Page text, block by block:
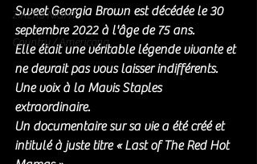
ZIKERS NIGHT
Country / Americana
Sweet Georgia Brown est décédée le 30
septembre 2022 à l'âge de 75 ans.
Elle était une véritable légende vivante et
ne devrait pas vous laisser indifférents.
Une voix à la Mavis Staples
extraordinaire.
Un documentaire sur sa vie a été créé et
intitulé à juste titre « Last of The Red Hot